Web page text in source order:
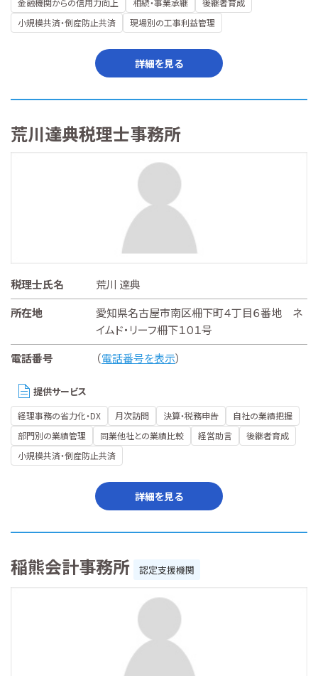
金融機関からの信用力向上 相続・事業承継
後継者育成
小規模共済・倒産防止共済
現場別の工事利益管理
詳細を見る
荒川達典税理士事務所
税理士氏名
荒川 達典
所在地
愛知県名古屋市南区柵下町４丁目６番地 ネ
イムド・リーフ柵下１０１号
電話番号
（電話番号を表示）
提供サービス
経理事務の省力化・DX 月次訪問 決算・税務申告
自社の業績把握
部門別の業績管理
同業他社との業績比較 経営助言
後継者育成
小規模共済・倒産防止共済
詳細を見る
稲熊会計事務所 認定支援機関